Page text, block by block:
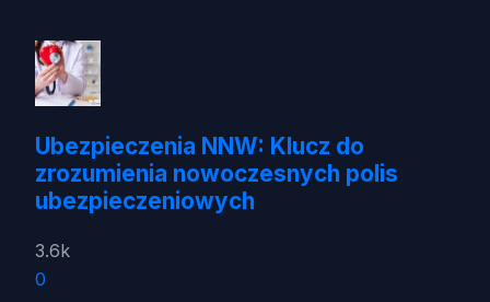
Ubezpieczenia NNW: Klucz do
zrozumienia nowoczesnych polis
ubezpieczeniowych
3.6k
0